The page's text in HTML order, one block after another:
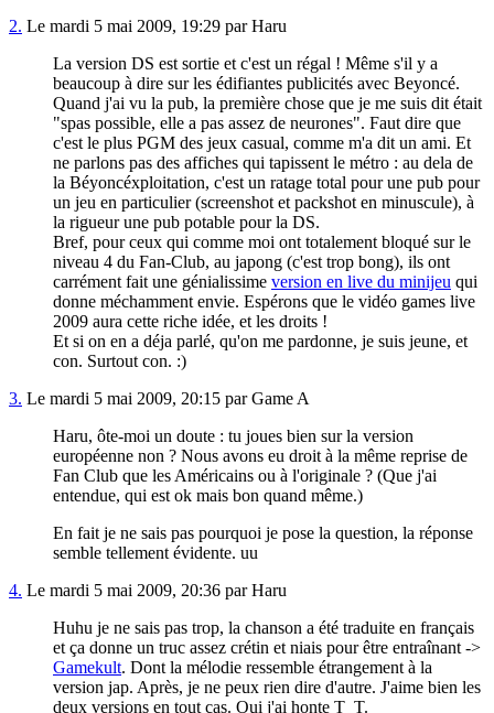
2. Le mardi 5 mai 2009, 19:29 par Haru
La version DS est sortie et c'est un régal ! Même s'il y a
beaucoup à dire sur les édifiantes publicités avec Beyoncé.
Quand j'ai vu la pub, la première chose que je me suis dit était
"spas possible, elle a pas assez de neurones". Faut dire que
c'est le plus PGM des jeux casual, comme m'a dit un ami. Et
ne parlons pas des affiches qui tapissent le métro : au dela de
la Béyoncéxploitation, c'est un ratage total pour une pub pour
un jeu en particulier (screenshot et packshot en minuscule), à
la rigueur une pub potable pour la DS.
Bref, pour ceux qui comme moi ont totalement bloqué sur le
niveau 4 du Fan-Club, au japong (c'est trop bong), ils ont
carrément fait une génialissime version en live du minijeu qui
donne méchamment envie. Espérons que le vidéo games live
2009 aura cette riche idée, et les droits !
Et si on en a déja parlé, qu'on me pardonne, je suis jeune, et
con. Surtout con. :)
3. Le mardi 5 mai 2009, 20:15 par Game A
Haru, ôte-moi un doute : tu joues bien sur la version
européenne non ? Nous avons eu droit à la même reprise de
Fan Club que les Américains ou à l'originale ? (Que j'ai
entendue, qui est ok mais bon quand même.)
En fait je ne sais pas pourquoi je pose la question, la réponse
semble tellement évidente. uu
4. Le mardi 5 mai 2009, 20:36 par Haru
Huhu je ne sais pas trop, la chanson a été traduite en français
et ça donne un truc assez crétin et niais pour être entraînant ->
Gamekult. Dont la mélodie ressemble étrangement à la
version jap. Après, je ne peux rien dire d'autre. J'aime bien les
deux versions en tout cas. Oui j'ai honte T_T.